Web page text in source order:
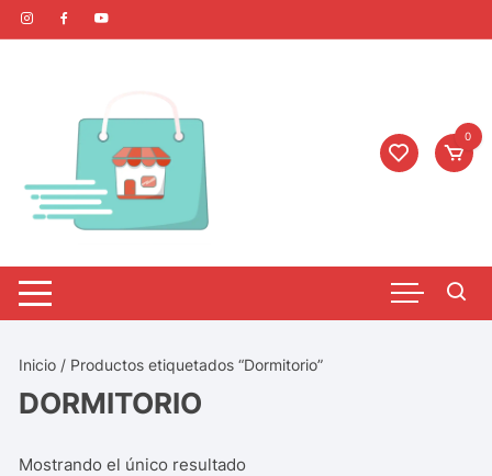
0
Inicio / Productos etiquetados “Dormitorio”
DORMITORIO
Mostrando el único resultado